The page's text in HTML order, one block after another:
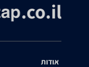
אודות